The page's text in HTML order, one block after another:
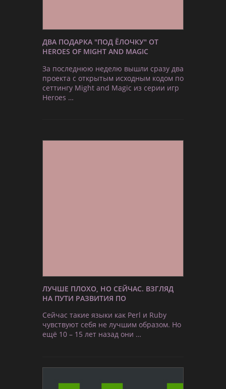
ДВА ПОДАРКА "ПОД ЁЛОЧКУ" ОТ
HEROES OF MIGHT AND MAGIC
За последнюю неделю вышли сразу два
проекта с открытым исходным кодом по
сеттингу Might and Magic из серии игр
Heroes …
ЛУЧШЕ ПЛОХО, НО СЕЙЧАС. ВЗГЛЯД
НА ПУТИ РАЗВИТИЯ ПО
Сейчас такие языки как Perl и Ruby
чувствуют себя не лучшим образом. Но
ещё 10 – 15 лет назад они …